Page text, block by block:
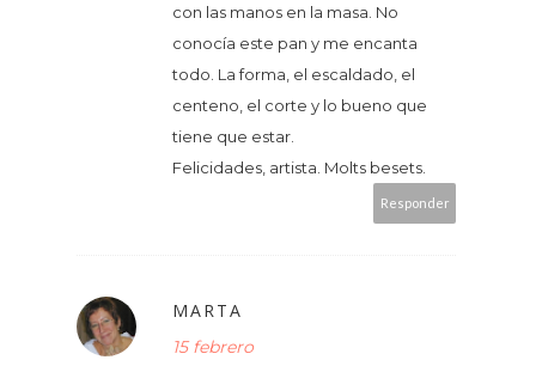
con las manos en la masa. No
conocía este pan y me encanta
todo. La forma, el escaldado, el
centeno, el corte y lo bueno que
tiene que estar.
Felicidades, artista. Molts besets.
Responder
MARTA
15 febrero